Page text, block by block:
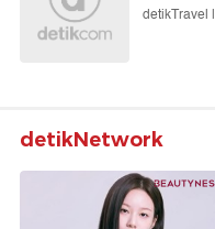
detikTravel |
detikNetwork